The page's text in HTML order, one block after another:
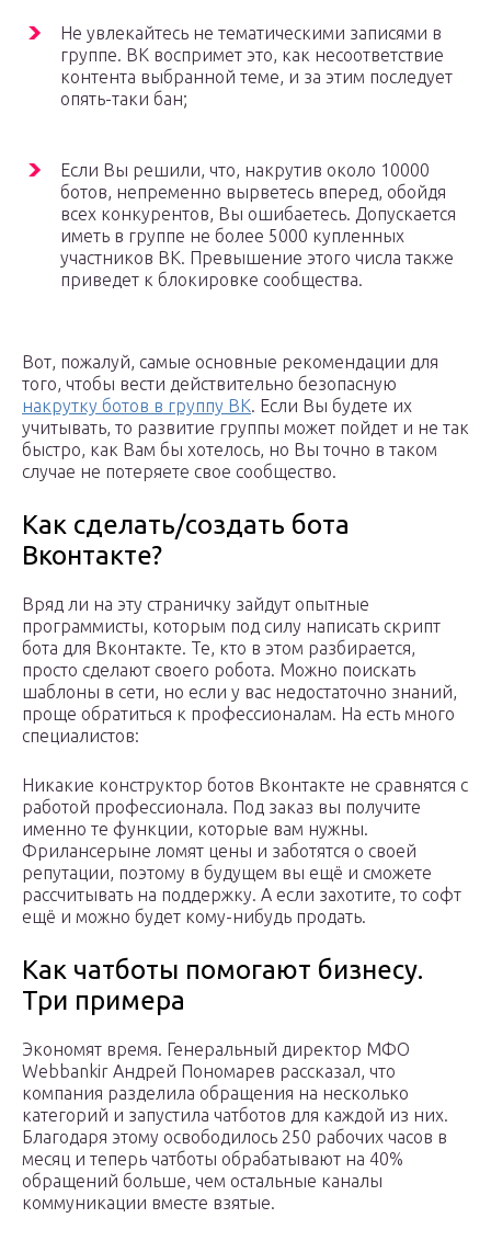
Не увлекайтесь не тематическими записями в
группе. ВК воспримет это, как несоответствие
контента выбранной теме, и за этим последует
опять-таки бан;
Если Вы решили, что, накрутив около 10000
ботов, непременно вырветесь вперед, обойдя
всех конкурентов, Вы ошибаетесь. Допускается
иметь в группе не более 5000 купленных
участников ВК. Превышение этого числа также
приведет к блокировке сообщества.
Вот, пожалуй, самые основные рекомендации для
того, чтобы вести действительно безопасную
накрутку ботов в группу ВК. Если Вы будете их
учитывать, то развитие группы может пойдет и не так
быстро, как Вам бы хотелось, но Вы точно в таком
случае не потеряете свое сообщество.
Как сделать/создать бота
Вконтакте?
Вряд ли на эту страничку зайдут опытные
программисты, которым под силу написать скрипт
бота для Вконтакте. Те, кто в этом разбирается,
просто сделают своего робота. Можно поискать
шаблоны в сети, но если у вас недостаточно знаний,
проще обратиться к профессионалам. На есть много
специалистов:
Никакие конструктор ботов Вконтакте не сравнятся с
работой профессионала. Под заказ вы получите
именно те функции, которые вам нужны.
Фрилансерыне ломят цены и заботятся о своей
репутации, поэтому в будущем вы ещё и сможете
рассчитывать на поддержку. А если захотите, то софт
ещё и можно будет кому-нибудь продать.
Как чатботы помогают бизнесу.
Три примера
Экономят время. Генеральный директор МФО
Webbankir Андрей Пономарев рассказал, что
компания разделила обращения на несколько
категорий и запустила чатботов для каждой из них.
Благодаря этому освободилось 250 рабочих часов в
месяц и теперь чатботы обрабатывают на 40%
обращений больше, чем остальные каналы
коммуникации вместе взятые.